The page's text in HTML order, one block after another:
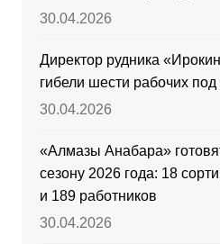
30.04.2026
Директор рудника
гибели шести рабочих
30.04.2026
«Алмазы Анабара»
сезону 2026 года: 18
и 189 работников
30.04.2026